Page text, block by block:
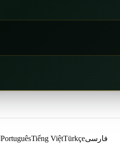
PortuguêsTiếng ViệtTürkçeفارسی